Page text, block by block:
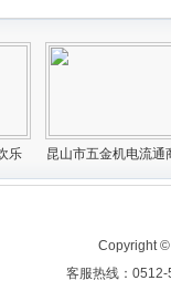
Copyright
客服热线：